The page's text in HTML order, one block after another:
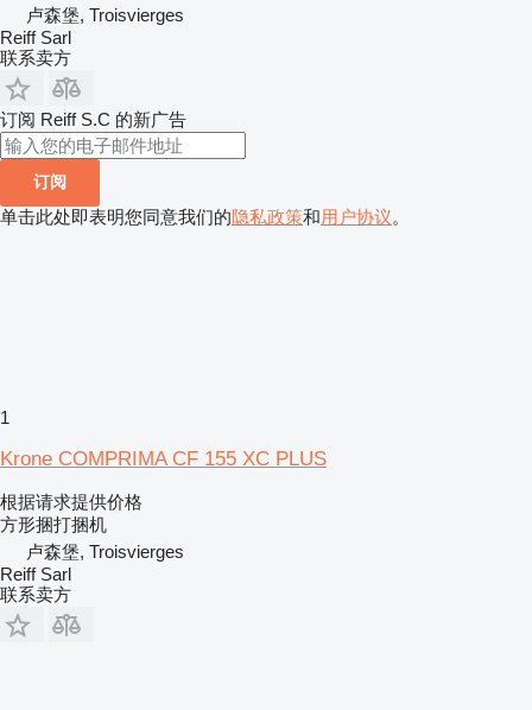
卢森堡, Troisvierges
Reiff Sarl
联系卖方
订阅 Reiff S.C 的新广告
订阅
单击此处即表明您同意我们的隐私政策和用户协议。
1
Krone COMPRIMA CF 155 XC PLUS
根据请求提供价格
方形捆打捆机
卢森堡, Troisvierges
Reiff Sarl
联系卖方